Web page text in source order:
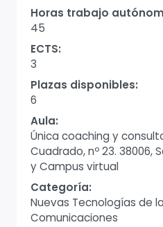
Horas trabajo
45
ECTS:
3
Plazas disponibles:
6
Aula:
Única coaching y
Cuadrado, nº 23. 38006,
y Campus virtual
Categoría:
Nuevas Tecnologías de
Comunicaciones